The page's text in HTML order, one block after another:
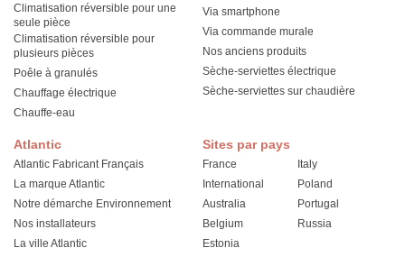
Atlantic
Atlantic Fabricant Français
La marque Atlantic
Notre démarche Environnement
Nos installateurs
La ville Atlantic
Climatisation réversible pour une
seule pièce
Climatisation réversible pour
plusieurs pièces
Poêle à granulés
Chauffage électrique
Chauffe-eau
Via smartphone
Via commande murale
Nos anciens produits
Sèche-serviettes électrique
Sèche-serviettes sur chaudière
Sites par pays
France
International
Australia
Belgium
Estonia
Italy
Poland
Portugal
Russia